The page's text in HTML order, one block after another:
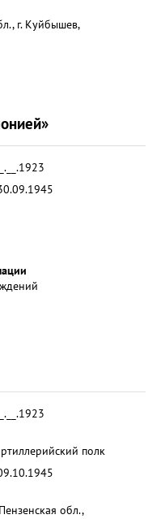
г. Куйбышев,
__.__.1923
__.__.1923
полк
обл.,